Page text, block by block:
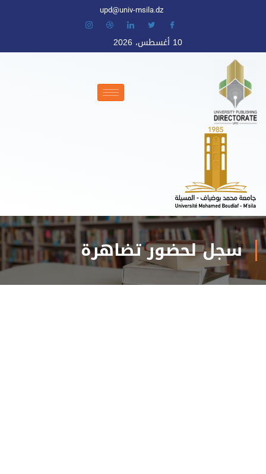
upd@univ-msila.dz
10 أغسطس، 2026
سجل لحضور تضاهرة